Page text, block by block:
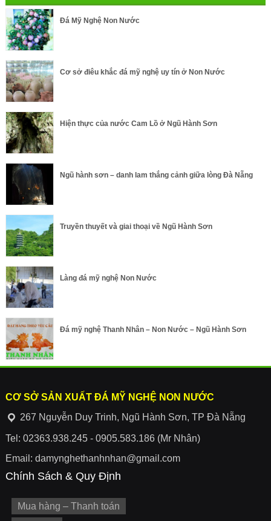
Đá Mỹ Nghệ Non Nước
Cơ sở điêu khắc đá mỹ nghệ uy tín ở Non Nước
Hiện thực của nước Cam Lồ ở Ngũ Hành Sơn
Ngũ hành sơn – danh lam thắng cảnh giữa lòng Đà Nẵng
Truyền thuyết và giai thoại về Ngũ Hành Sơn
Làng đá mỹ nghệ Non Nước
Đá mỹ nghệ Thanh Nhân – Non Nước – Ngũ Hành Sơn
CƠ SỞ SẢN XUẤT ĐÁ MỸ NGHỆ NON NƯỚC
267 Nguyễn Duy Trinh, Ngũ Hành Sơn, TP Đà Nẵng
Tel: 02363.938.245 - 0905.583.186 (Mr Nhân)
Email: damynghethanhnhan@gmail.com
Chính Sách & Quy Định
Mua hàng – Thanh toán